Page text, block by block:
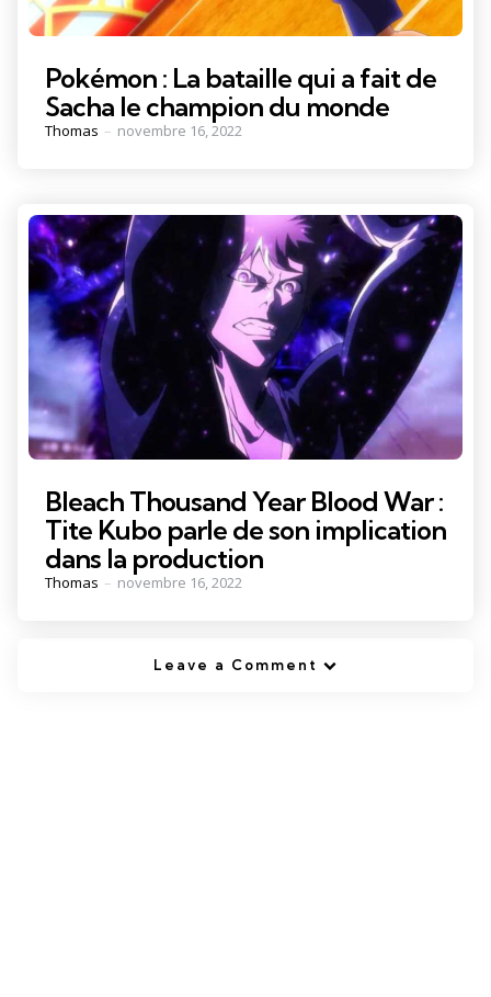
Pokémon : La bataille qui a fait de
Sacha le champion du monde
Posted
Thomas novembre 16, 2022
Bleach Thousand Year Blood War :
Tite Kubo parle de son implication
dans la production
Posted
Thomas novembre 16, 2022
Leave a Comment